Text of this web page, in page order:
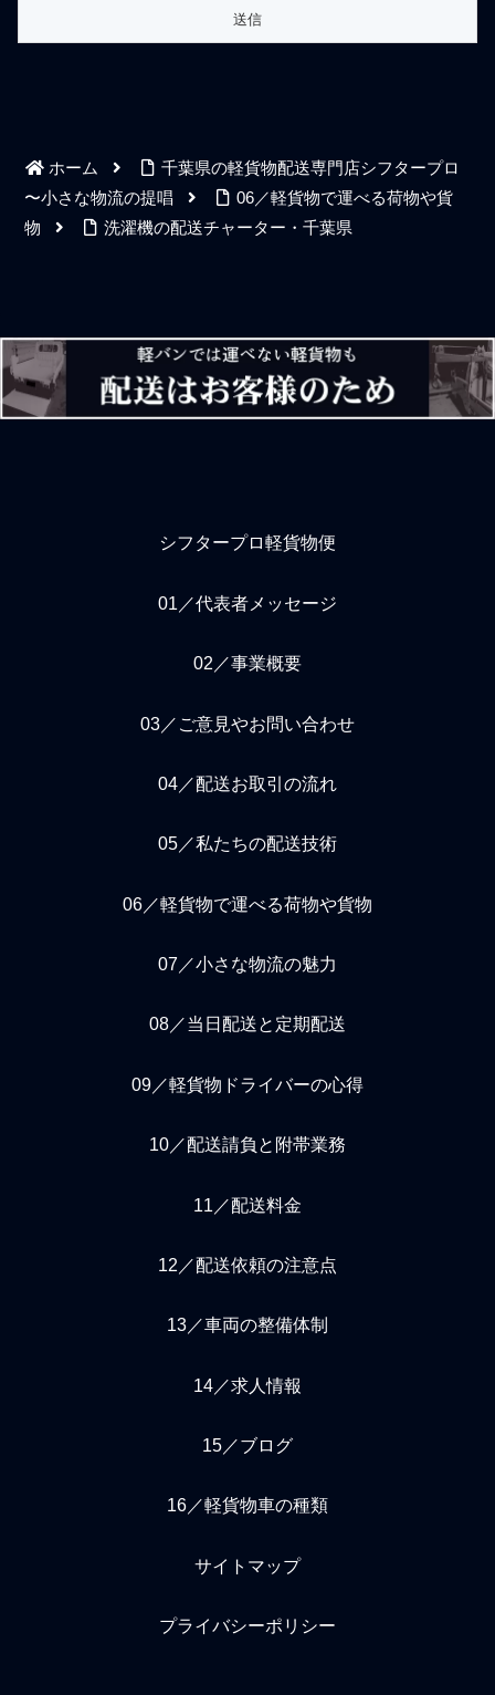
ホーム
千葉県の軽貨物配送専門店シフタープロ
〜小さな物流の提唱
06／軽貨物で運べる荷物や貨
物
洗濯機の配送チャーター・千葉県
シフタープロ軽貨物便
01／代表者メッセージ
02／事業概要
03／ご意見やお問い合わせ
04／配送お取引の流れ
05／私たちの配送技術
06／軽貨物で運べる荷物や貨物
07／小さな物流の魅力
08／当日配送と定期配送
09／軽貨物ドライバーの心得
10／配送請負と附帯業務
11／配送料金
12／配送依頼の注意点
13／車両の整備体制
14／求人情報
15／ブログ
16／軽貨物車の種類
サイトマップ
プライバシーポリシー